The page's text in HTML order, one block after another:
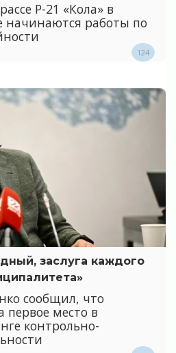
Р-21 «Кола» в
начинаются работы по
124
заслуга каждого
сообщил, что
первое место в
контрольно-